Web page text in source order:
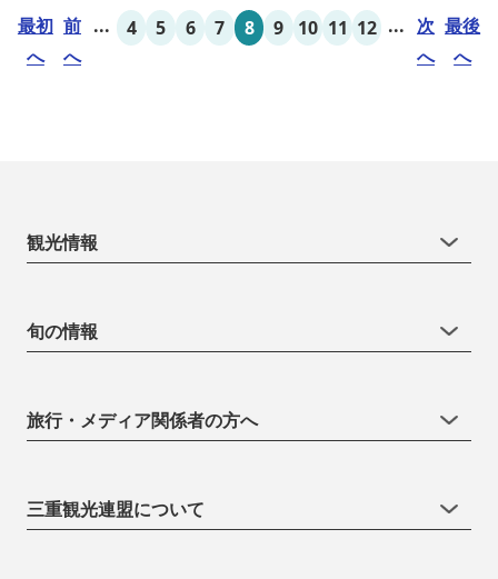
込みOK！あらかじめご...
最初
へ
前
へ
... 4 5 6 7 8 9 10 11 12 ... 次
へ
最後
へ
観光情報
旬の情報
旅行・メディア関係者の方へ
三重観光連盟について